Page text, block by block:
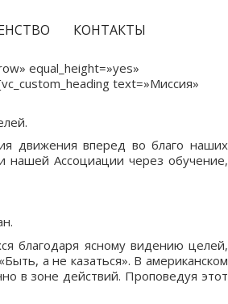
КОНТАКТЫ
equal_height=»yes»
text=»Миссия»
движения вперед во благо наших
нашей Ассоциации через обучение,
благодаря ясному видению целей,
а не казаться». В американском
в зоне действий. Проповедуя этот